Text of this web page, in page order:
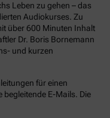
Leben zu gehen – das
Audiokurses. Zu
über 600 Minuten Inhalt
Dr. Boris Bornemann
und kurzen
für einen
E-Mails. Die